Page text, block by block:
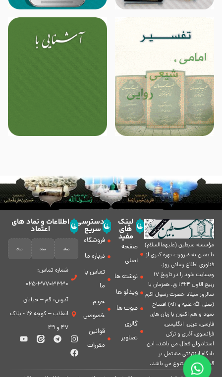
مؤسسه سبطين (عليهماالسلام)
با يقين به ضرورت بهره گیرى از
فناورى اطلاع رسانى روز،
وبسایت خود را در تاريخ 17
ربيع الاول 1424 ق. همزمان با
سالروز ميلاد حضرت رسول اكرم
(صلی الله علیه و آله) افتتاح
نمود و هم اكنون با زبان های
فارسی، عربى، انگلیسی،
فرانسوی، آذری و ترکی
استانبولی فعال مى باشد. اين
پايگاه اينترنتى مشتمل بر
قسمت هاى متنوع مى باشد.
لینک
های
مفید
صفحه
اصلی
نوشته ها
ویدئو ها
صوت ها
گالری
تصاویر
دسترسی
سریع
فروشگاه
درباره ما
تماس با
ما
حریم
خصوصی
قوانین
مقررات
اطلاعات و نماد های
اعتماد
شماره تماس:
37703330-025
آدرس: قم – خیابان
انقلاب – کوچه 26 - پلاک
47 و 49